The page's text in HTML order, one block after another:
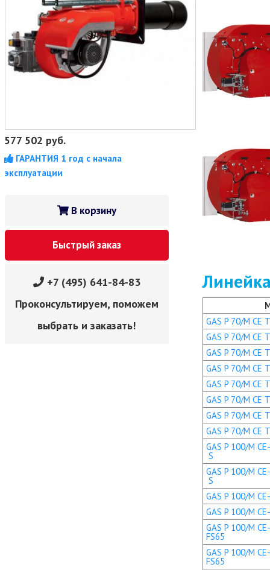
577 502 руб.
ГАРАНТИЯ 1 год с начала
эксплуатации
В корзину
Быстрый заказ
+7 (495) 641-84-83
Проконсультируем, поможем
выбрать и заказать!
GAS P 70/M CE
GAS P 70/M CE
GAS P 70/M CE
GAS P 70/M CE
GAS P 70/M CE
GAS P 70/M CE
GAS P 70/M CE
GAS P 70/M CE
GAS P 100/M
S
GAS P 100/M
S
GAS P 100/M
GAS P 100/M
GAS P 100/M
FS65
GAS P 100/M
FS65